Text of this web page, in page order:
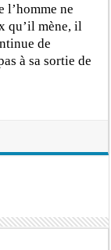
l’homme ne
qu’il mène, il
de
à sa sortie de